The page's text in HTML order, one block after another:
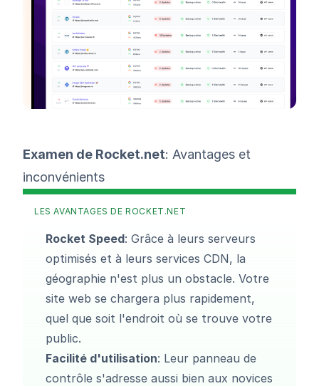
Examen de Rocket.net: Avantages et
inconvénients
LES AVANTAGES DE ROCKET.NET
Rocket Speed: Grâce à leurs serveurs
optimisés et à leurs services CDN, la
géographie n'est plus un obstacle. Votre
site web se chargera plus rapidement,
quel que soit l'endroit où se trouve votre
public.
Facilité d'utilisation: Leur panneau de
contrôle s'adresse aussi bien aux novices